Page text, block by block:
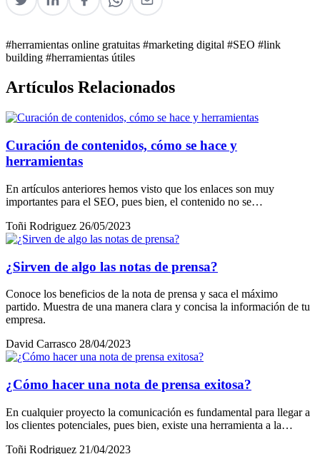
#herramientas online gratuitas #marketing digital #SEO #link
building #herramientas útiles
Artículos Relacionados
Curación de contenidos, cómo se hace y
herramientas
En artículos anteriores hemos visto que los enlaces son muy
importantes para el SEO, pues bien, el contenido no se…
Toñi Rodriguez 26/05/2023
¿Sirven de algo las notas de prensa?
Conoce los beneficios de la nota de prensa y saca el máximo
partido. Muestra de una manera clara y concisa la información de tu
empresa.
David Carrasco 28/04/2023
¿Cómo hacer una nota de prensa exitosa?
En cualquier proyecto la comunicación es fundamental para llegar a
los clientes potenciales, pues bien, existe una herramienta a la…
Toñi Rodriguez 21/04/2023